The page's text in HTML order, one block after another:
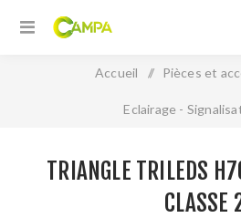
Accueil / Pièces et
Eclairage -
TRIANGLE TRILEDS
CLASSE